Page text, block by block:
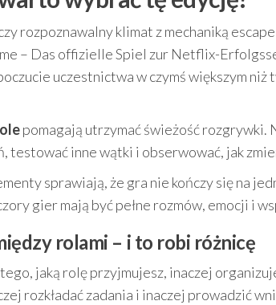
rozpoznawalny klimat z mechaniką
– Das offizielle Spiel zur Netflix-
uczestnictwa w czymś większym niż
pomagają utrzymać świeżość rozgrywki.
testować inne wątki i obserwować, jak
sprawiają, że gra nie kończy się na
gier mają być pełne rozmów, emocji i
rolami – i to robi różnicę
jaką rolę przyjmujesz, inaczej
rozkładać zadania i inaczej prowadzić